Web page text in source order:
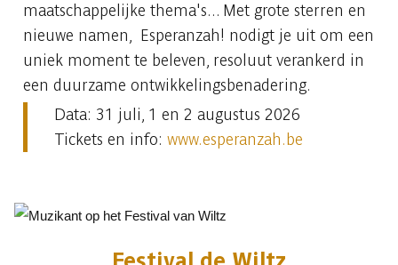
maatschappelijke thema's... Met grote sterren en
nieuwe namen, Esperanzah! nodigt je uit om een
uniek moment te beleven, resoluut verankerd in
een duurzame ontwikkelingsbenadering.
Data: 31 juli, 1 en 2 augustus 2026
Tickets en info: www.esperanzah.be